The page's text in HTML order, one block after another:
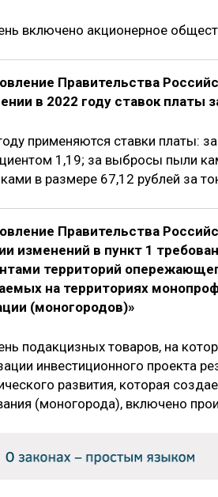
включено акционерное
Правительства
в 2022 году ставок платы
применяются ставки платы:
1,19; за выбросы пыли
в размере 67,12 рублей за
Правительства
изменений в пункт 1
территорий
на территориях
(моногородов)»
подакцизных товаров, на
инвестиционного проекта
развития, которая
(моногорода), включено